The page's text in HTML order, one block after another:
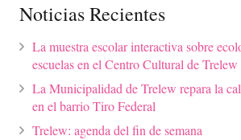
Noticias Recientes
La muestra escolar interactiva sobre
escuelas en el Centro Cultural de Trelew
La Municipalidad de Trelew repara la
en el barrio Tiro Federal
Trelew: agenda del fin de semana